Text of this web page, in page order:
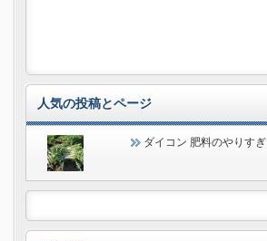
人気の投稿とページ
ダイコン 肥料のやりすぎ